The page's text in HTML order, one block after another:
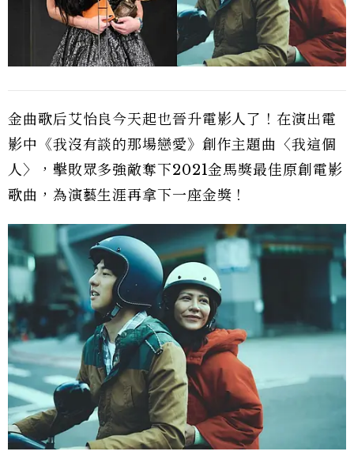
金曲歌后艾怡良今天起也晉升電影人了！在演出電
影中《我沒有談的那場戀愛》創作主題曲〈我這個
人〉，擊敗眾多強敵奪下2021金馬獎最佳原創電影
歌曲，為演藝生涯再拿下一座金獎！